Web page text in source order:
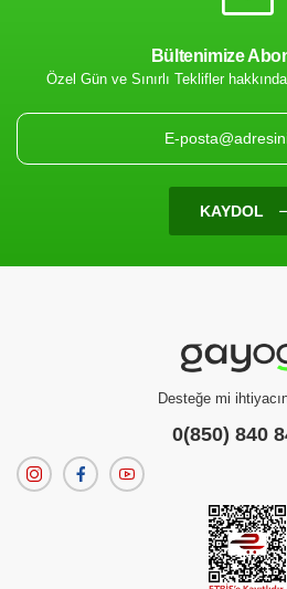
Filtrenize
Ürün
Bültenimize
Özel Gün ve Sınırlı Teklifler
KAYDOL
Desteğe mi
0(850) 840